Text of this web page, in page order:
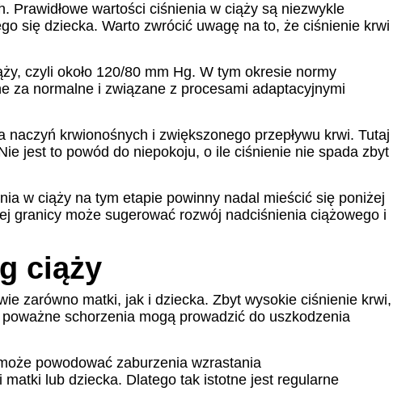
Prawidłowe wartości ciśnienia w ciąży są niezwykle
się dziecka. Warto zwrócić uwagę na to, że ciśnienie krwi
czyli około 120/80 mm Hg. W tym okresie normy
za normalne i związane z procesami adaptacyjnymi
krwionośnych i zwiększonego przepływu krwi. Tutaj
jest to powód do niepokoju, o ile ciśnienie nie spada zbyt
w ciąży na tym etapie powinny nadal mieścić się poniżej
granicy może sugerować rozwój nadciśnienia ciążowego i
ciąży
zarówno matki, jak i dziecka. Zbyt wysokie ciśnienie krwi,
schorzenia mogą prowadzić do uszkodzenia
powodować zaburzenia wzrastania
lub dziecka. Dlatego tak istotne jest regularne